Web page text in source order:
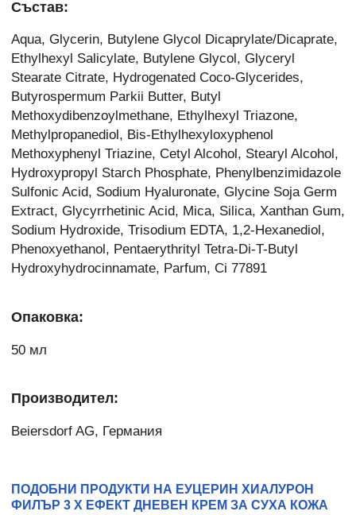
Състав:
Aqua, Glycerin, Butylene Glycol Dicaprylate/Dicaprate,
Ethylhexyl Salicylate, Butylene Glycol, Glyceryl
Stearate Citrate, Hydrogenated Coco-Glycerides,
Butyrospermum Parkii Butter, Butyl
Methoxydibenzoylmethane, Ethylhexyl Triazone,
Methylpropanediol, Bis-Ethylhexyloxyphenol
Methoxyphenyl Triazine, Cetyl Alcohol, Stearyl Alcohol,
Hydroxypropyl Starch Phosphate, Phenylbenzimidazole
Sulfonic Acid, Sodium Hyaluronate, Glycine Soja Germ
Extract, Glycyrrhetinic Acid, Mica, Silica, Xanthan Gum,
Sodium Hydroxide, Trisodium EDTA, 1,2-Hexanediol,
Phenoxyethanol, Pentaerythrityl Tetra-Di-T-Butyl
Hydroxyhydrocinnamate, Parfum, Ci 77891
Опаковка:
50 мл
Производител:
Beiersdorf AG, Германия
ПОДОБНИ ПРОДУКТИ НА ЕУЦЕРИН ХИАЛУРОН
ФИЛЪР 3 Х ЕФЕКТ ДНЕВЕН КРЕМ ЗА СУХА КОЖА